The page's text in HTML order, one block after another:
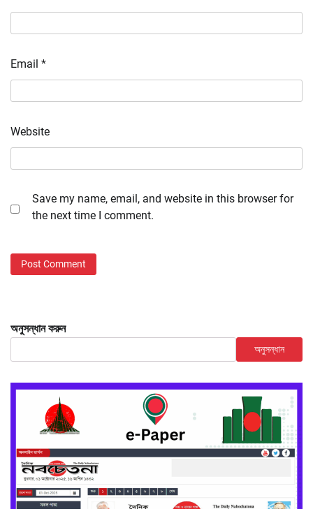
Email *
Website
Save my name, email, and website in this browser for
the next time I comment.
অনুসন্ধান করুন
অনুসন্ধান